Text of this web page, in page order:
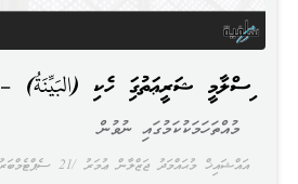
އިސްލާމީ ޝަރީޢަތުގައި ހެކި (البَيِّنَةُ) – 14
އައްޝައިޚް މުޙައްމަދު ޖަޒްލާން ޢުމަރު 21 ސެޕްޓެމްބަރު 2024
މުއްތަހަމަކުކަމުގައި ނުވުން